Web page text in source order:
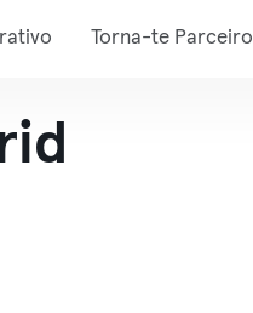
Torna-te Parceiro